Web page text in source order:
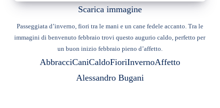
Scarica immagine
Passeggiata d’inverno, fiori tra le mani e un cane fedele accanto. Tra le
immagini di benvenuto febbraio trovi questo augurio caldo, perfetto per
un buon inizio febbraio pieno d’affetto.
AbbracciCaniCaldoFioriInvernoAffetto
Alessandro Bugani